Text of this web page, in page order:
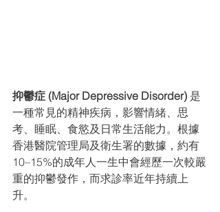
抑鬱症 (Major Depressive Disorder) 是
一種常見的精神疾病，影響情緒、思
考、睡眠、食慾及日常生活能力。根據
香港醫院管理局及衛生署的數據，約有
10–15%的成年人一生中會經歷一次較嚴
重的抑鬱發作，而求診率近年持續上
升。